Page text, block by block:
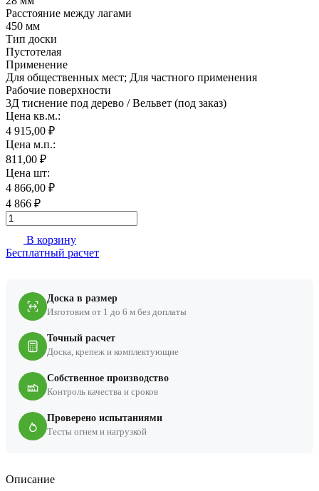
Расстояние между лагами
450 мм
Тип доски
Пустотелая
Применение
Для общественных мест; Для частного применения
Рабочие поверхности
3Д тиснение под дерево / Вельвет (под заказ)
Цена кв.м.:
4 915,00 ₽
Цена м.п.:
811,00 ₽
Цена шт:
4 866,00 ₽
4 866 ₽
В корзину
Бесплатный расчет
Доска в размер
Изготовим от 1 до 6 м без доплаты
Точный расчет
Доска, крепеж и комплектующие
Собственное производство
Контроль качества и сроков
Проверено испытаниями
Тесты огнем и нагрузкой
Описание